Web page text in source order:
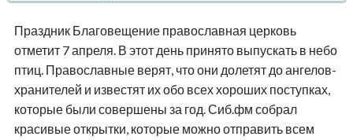
Праздник Благовещение православная церковь
отметит 7 апреля. В этот день принято выпускать в небо
птиц. Православные верят, что они долетят до ангелов-
хранителей и известят их обо всех хороших поступках,
которые были совершены за год. Сиб.фм собрал
красивые открытки, которые можно отправить всем